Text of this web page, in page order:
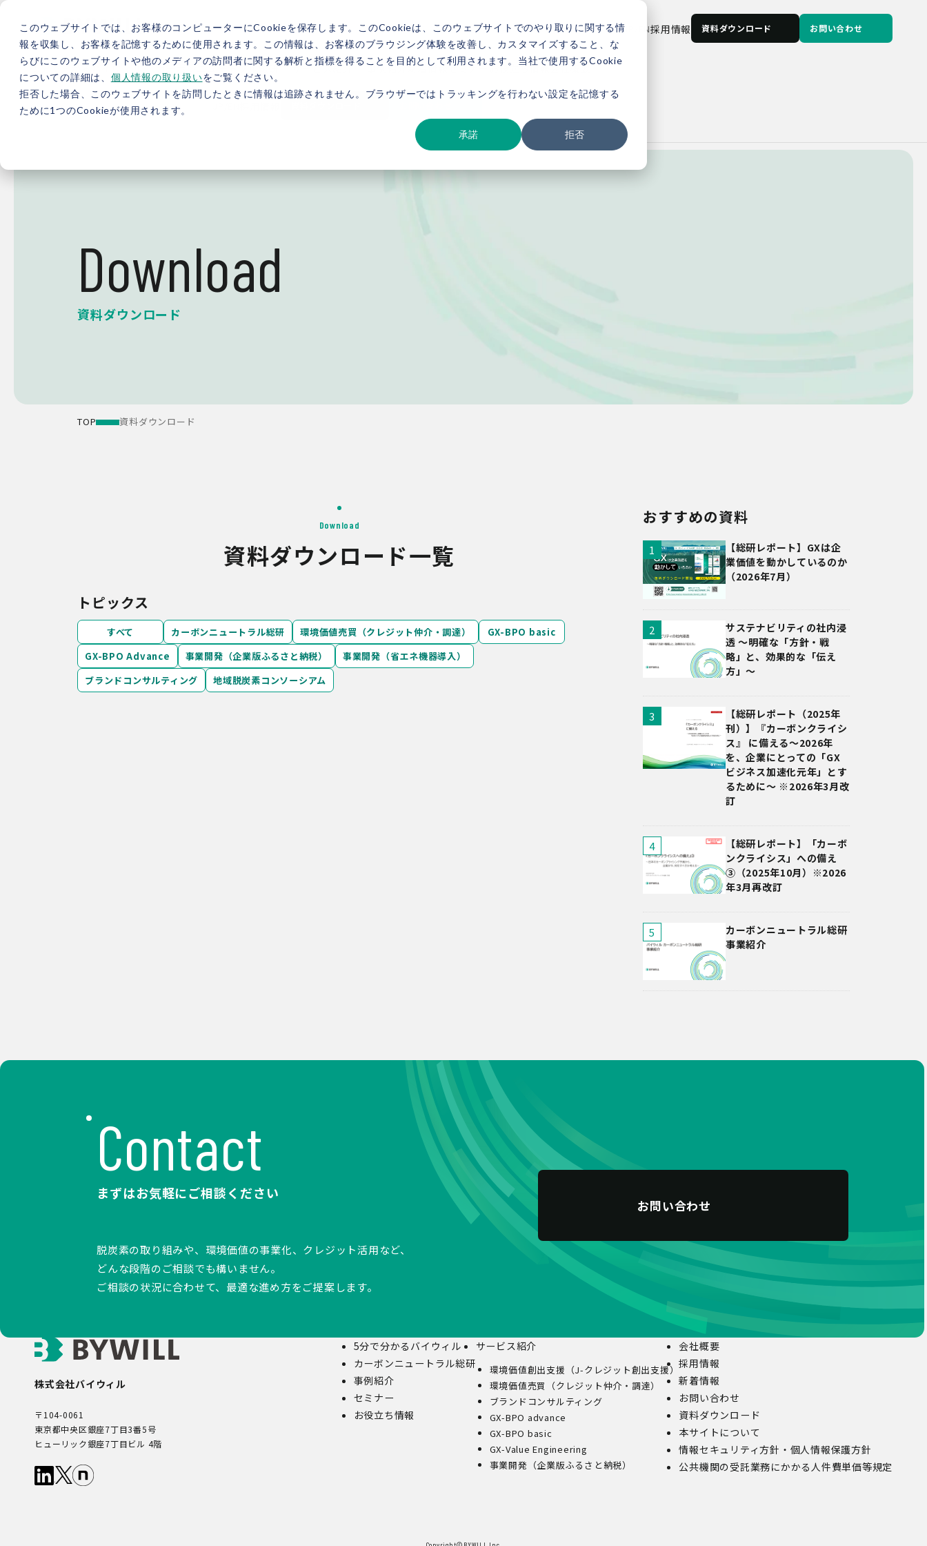
このウェブサイトでは、お客様のコンピューターにCookieを保存します。このCookieは、このウェブサイトでのやり取りに関する情
報を収集し、お客様を記憶するために使用されます。この情報は、お客様のブラウジング体験を改善し、カスタマイズすること、な
らびにこのウェブサイトや他のメディアの訪問者に関する解析と指標を得ることを目的として利用されます。当社で使用するCookie
についての詳細は、 個人情報の取り扱いをご覧ください。
拒否した場合、このウェブサイトを訪問したときに情報は追跡されません。ブラウザーではトラッキングを行わない設定を記憶する
ために1つのCookieが使用されます。
承諾 拒否
JP EN採用情報 資料ダウンロード お問い合わせ
5分で分かるバイウィル カーボンニュートラル総研 サービス紹介 事例紹介新着情報セミナーお役立ち情報会社概要
Download
資料ダウンロード
TOP 資料ダウンロード
Download
資料ダウンロード一覧
トピックス
すべて カーボンニュートラル総研 環境価値売買（クレジット仲介・調達）
GX-BPO basic
GX-BPO Advance
事業開発（企業版ふるさと納税）
事業開発（省エネ機器導入）
ブランドコンサルティング
地域脱炭素コンソーシアム
おすすめの資料
【総研レポート】GXは企
業価値を動かしているのか
（2026年7月）
サステナビリティの社内浸
透 〜明確な「方針・戦
略」と、効果的な「伝え
方」〜
【総研レポート（2025年
刊）】『カーボンクライシ
ス』 に備える～2026年
を、企業にとっての「GX
ビジネス加速化元年」とす
るために～ ※2026年3月改
訂
【総研レポート】「カーボ
ンクライシス」への備え
③（2025年10月）※2026
年3月再改訂
カーボンニュートラル総研
事業紹介
Contact
まずはお気軽にご相談ください
脱炭素の取り組みや、環境価値の事業化、クレジット活用など、
どんな段階のご相談でも構いません。
ご相談の状況に合わせて、最適な進め方をご提案します。
お問い合わせ
株式会社バイウィル
〒104-0061
東京都中央区銀座7丁目3番5号
ヒューリック銀座7丁目ビル 4階
5分で分かるバイウィル
カーボンニュートラル総研
事例紹介
セミナー
お役立ち情報
サービス紹介
環境価値創出支援（J-クレジット創出支援）
環境価値売買（クレジット仲介・調達）
ブランドコンサルティング
GX-BPO advance
GX-BPO basic
GX-Value Engineering
事業開発（企業版ふるさと納税）
会社概要
採用情報
新着情報
お問い合わせ
資料ダウンロード
本サイトについて
情報セキュリティ方針・個人情報保護方針
公共機関の受託業務にかかる人件費単価等規定